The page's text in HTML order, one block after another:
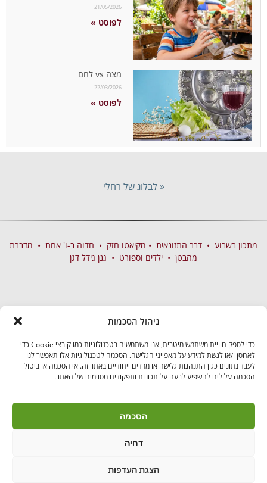
ניהול הסכמות
כדי לספק חוויית משתמש מיטבית, אנו משתמשים בטכנולוגיות כמו קובצי Cookie כדי
לאחסן ו/או לגשת למידע על מאפייני הגלישה. הסכמה לטכנולוגיות אלו תאפשר לנו
לעבד נתונים כגון התנהגות גלישה או מדדים ייחודיים באתר זה. אי הסכמה או ביטול
הסכמה עלולים להשפיע לרעה על תכונות ותפקודים מסוימים של האתר.
הסכמה
דחיה
הצגת העדפות
21/05/2026
לפוסט »
מצה vs לחם
22/03/2026
לפוסט »
« לבלוג של רחלי
מתכון בשבוע • דבר התזונאית • מקיאטו חזק • חדוה ב-ו' אחת • מדברת
מהבטן • ילדים וספורט • גנן גידל דגן
בקרו אותנו